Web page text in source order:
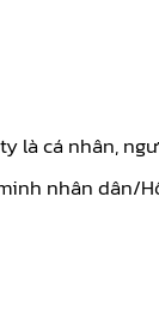
là cá nhân,
nhân dân/